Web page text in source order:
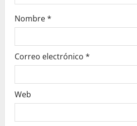
r
a
d
a
s
Nombre*
Correo electrónico *
Web